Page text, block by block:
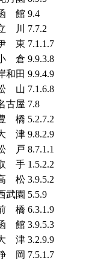
館 9.4
川
7.7.2
東 7.1.1.7
倉 9.9.3.8
和田 9.9.4.9
山 7.1.6.8
古屋 7.8
橋 5.2.7.2
津 9.8.2.9
戸 8.7.1.1
手 1.5.2.2
松 3.9.5.2
武園 5.5.9
橋 6.3.1.9
館 3.9.5.3
津 3.2.9.9
岡 7.5.1.7